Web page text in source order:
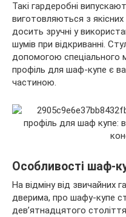
Такі гардеробні
виготовляються з якісних
досить зручні у
шумів при відкриванні.
допомогою спеціального
профіль для шаф-купе є
частиною.
Особливості шаф-
На відміну від звичайних
дверима, про шафу-купе
дев’ятнадцятого